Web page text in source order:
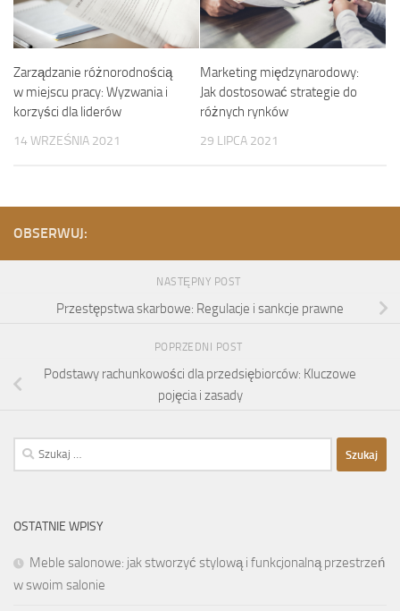
Zarządzanie różnorodnością
w miejscu pracy: Wyzwania i
korzyści dla liderów
14 WRZEŚNIA 2021
Marketing międzynarodowy:
Jak dostosować strategie do
różnych rynków
29 LIPCA 2021
OBSERWUJ:
NASTĘPNY POST
Przestępstwa skarbowe: Regulacje i sankcje prawne
POPRZEDNI POST
Podstawy rachunkowości dla przedsiębiorców: Kluczowe
pojęcia i zasady
Szukaj:
OSTATNIE WPISY
Meble salonowe: jak stworzyć stylową i funkcjonalną przestrzeń
w swoim salonie